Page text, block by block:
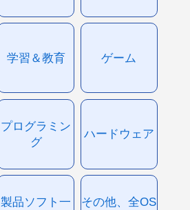
学習＆教育 ゲーム
プログラミン
グ
ハードウェア
製品ソフト一
その他、全OS